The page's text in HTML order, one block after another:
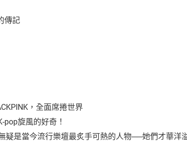
傳記
，全面席捲世界
旋風的好奇！
疑是當今流行樂壇最炙手可熱的人物──她們才華洋